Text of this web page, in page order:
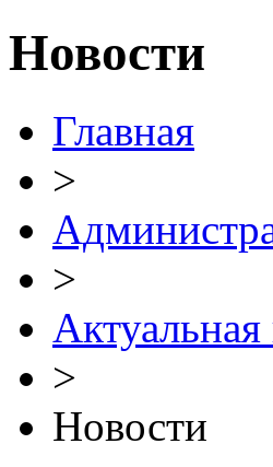
Новости
Главная
>
>
>
Новости